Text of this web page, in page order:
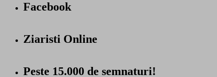
Facebook
Ziaristi Online
Peste 15.000 de semnaturi!